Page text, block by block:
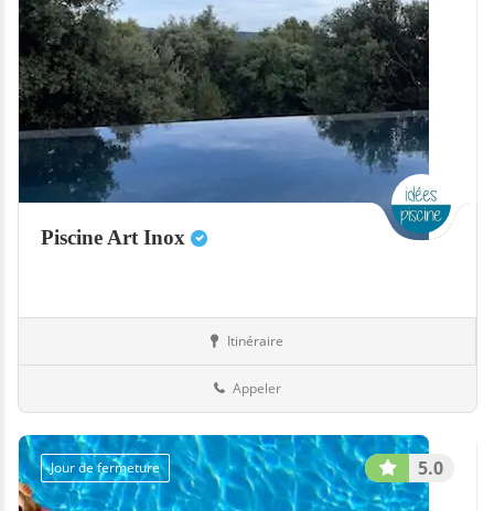
Piscine Art Inox
Itinéraire
Appeler
Jour de fermeture 5.0